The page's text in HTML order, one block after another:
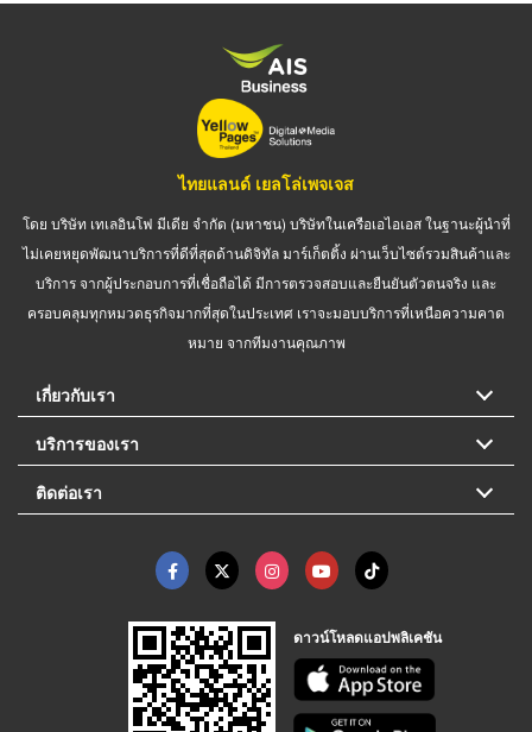
ไทยแลนด์ เยลโล่เพจเจส
โดย บริษัท เทเลอินโฟ มีเดีย จำกัด (มหาชน) บริษัทในเครือเอไอเอส ในฐานะผู้นำที่
ไม่เคยหยุดพัฒนาบริการที่ดีที่สุดด้านดิจิทัล มาร์เก็ตติ้ง ผ่านเว็บไซต์รวมสินค้าและ
บริการ จากผู้ประกอบการที่เชื่อถือได้ มีการตรวจสอบและยืนยันตัวตนจริง และ
ครอบคลุมทุกหมวดธุรกิจมากที่สุดในประเทศ เราจะมอบบริการที่เหนือความคาด
หมาย จากทีมงานคุณภาพ
เกี่ยวกับเรา
บริการของเรา
ติดต่อเรา
ดาวน์โหลดแอปพลิเคชัน